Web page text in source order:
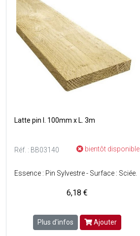
Latte pin l. 100mm x L. 3m
Réf. : BB03140 bientôt disponible
Essence : Pin Sylvestre - Surface : Sciée.
6,18 €
Plus d'infos Ajouter